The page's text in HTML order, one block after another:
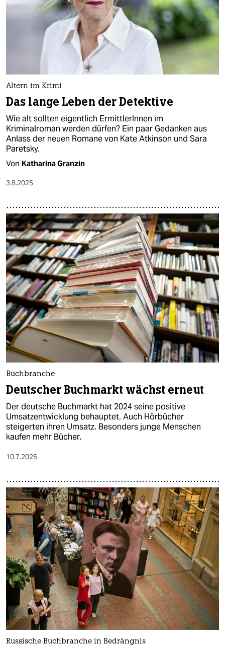
Altern im Krimi
Das lange Leben der Detektive
Wie alt sollten eigentlich ErmittlerInnen im
Kriminalroman werden dürfen? Ein paar Gedanken aus
Anlass der neuen Romane von Kate Atkinson und Sara
Paretsky​.
Von Katharina Granzin
3.8.2025
Buchbranche
Deutscher Buchmarkt wächst erneut
Der deutsche Buchmarkt hat 2024 seine positive
Umsatzentwicklung behauptet. Auch Hörbücher
steigerten ihren Umsatz. Besonders junge Menschen
kaufen mehr Bücher.
10.7.2025
Russische Buchbranche in Bedrängnis